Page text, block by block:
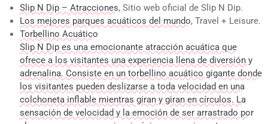
Slip N Dip – Atracciones, Sitio web oficial de Slip N Dip.
Los mejores parques acuáticos del mundo, Travel + Leisure.
Torbellino Acuático
Slip N Dip es una emocionante atracción acuática que
ofrece a los visitantes una experiencia llena de diversión y
adrenalina. Consiste en un torbellino acuático gigante donde
los visitantes pueden deslizarse a toda velocidad en una
colchoneta inflable mientras giran y giran en círculos. La
sensación de velocidad y la emoción de ser arrastrado por